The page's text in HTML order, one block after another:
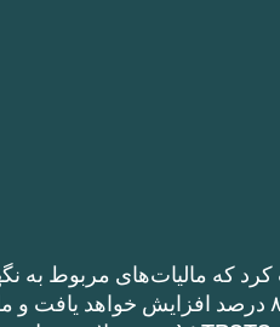
که مالیات‌های مربوط به
را نسبت به نرخ مالیات سال گذشته افزایش می‌دهد. این نرخ مالیات عملاً ۸